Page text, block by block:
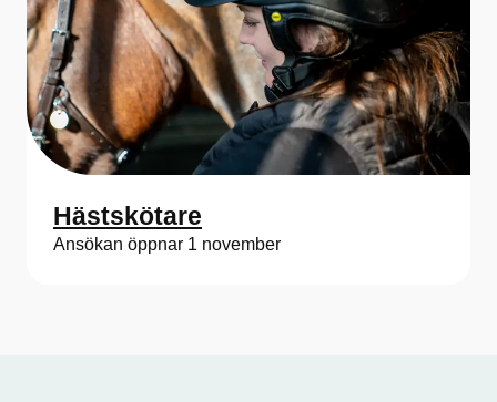
Hästskötare
Ansökan öppnar 1 november